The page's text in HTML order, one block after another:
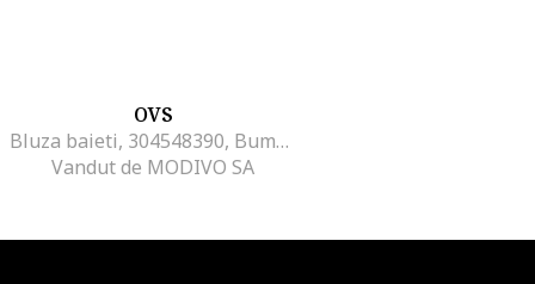
OVS
Bluza baieti, 304548390, Bumbac organic, 80-86 CM, Portocaliu
Vandut de MODIVO SA